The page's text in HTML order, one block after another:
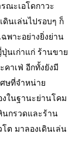
ณะเอโดกาวะ
ดินเล่นไปรอบๆ ก็
พาะอย่างยิ่งย่าน
นเก่าแก่ ร้านขาย
าเฟ่ อีกทั้งยังมี
ษที่จำหน่าย
งในฐานะย่านโคม
นกรวดและร้าน
โต มาลองเดินเล่น